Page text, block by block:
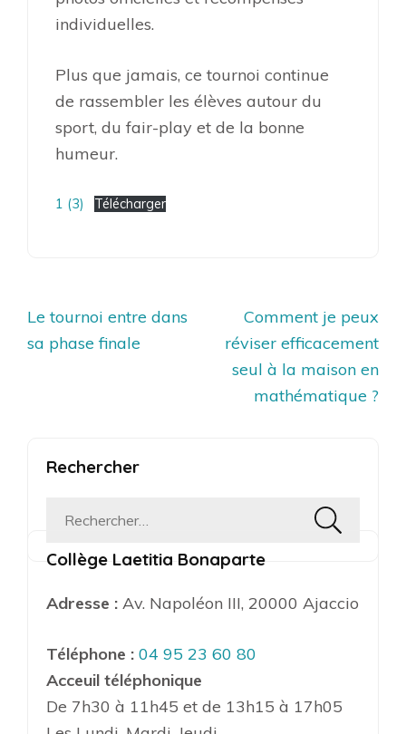
individuelles.
Plus que jamais, ce tournoi continue
de rassembler les élèves autour du
sport, du fair-play et de la bonne
humeur.
1 (3) Télécharger
Navigation
de
Le tournoi entre dans
sa phase finale
Comment je peux
réviser efficacement
seul à la maison en
mathématique ?
Rechercher
Rechercher :
Collège Laetitia Bonaparte
Adresse : Av. Napoléon III, 20000 Ajaccio
Téléphone : 04 95 23 60 80
Acceuil téléphonique
De 7h30 à 11h45 et de 13h15 à 17h05